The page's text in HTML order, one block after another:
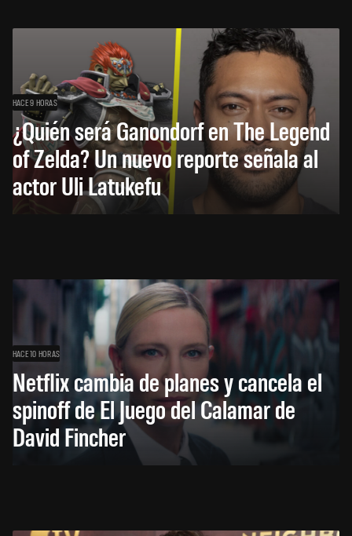
HACE 9 HORAS
¿Quién será Ganondorf en The Legend
of Zelda? Un nuevo reporte señala al
actor Uli Latukefu
HACE 10 HORAS
Netflix cambia de planes y cancela el
spinoff de El Juego del Calamar de
David Fincher